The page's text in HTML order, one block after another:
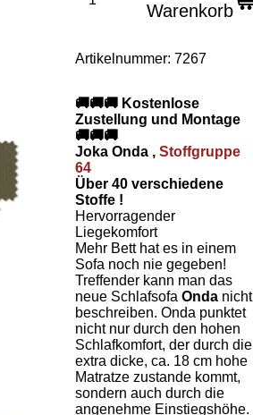
Warenkorb
Artikelnummer: 7267
🚚🚚🚚 Kostenlose
Zustellung und Montage
🚚🚚🚚
Joka Onda , Stoffgruppe
64
Über 40 verschiedene
Stoffe !
Hervorragender
Liegekomfort
Mehr Bett hat es in einem
Sofa noch nie gegeben!
Treffender kann man das
neue Schlafsofa Onda nicht
beschreiben. Onda punktet
nicht nur durch den hohen
Schlafkomfort, der durch die
extra dicke, ca. 18 cm hohe
Matratze zustande kommt,
sondern auch durch die
angenehme Einstiegshöhe.